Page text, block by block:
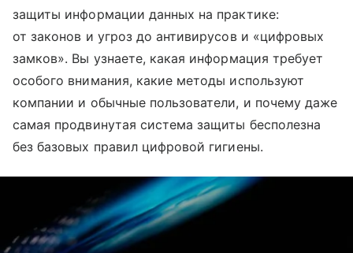
защиты информации данных на практике:
от законов и угроз до антивирусов и «цифровых
замков». Вы узнаете, какая информация требует
особого внимания, какие методы используют
компании и обычные пользователи, и почему даже
самая продвинутая система защиты бесполезна
без базовых правил цифровой гигиены.